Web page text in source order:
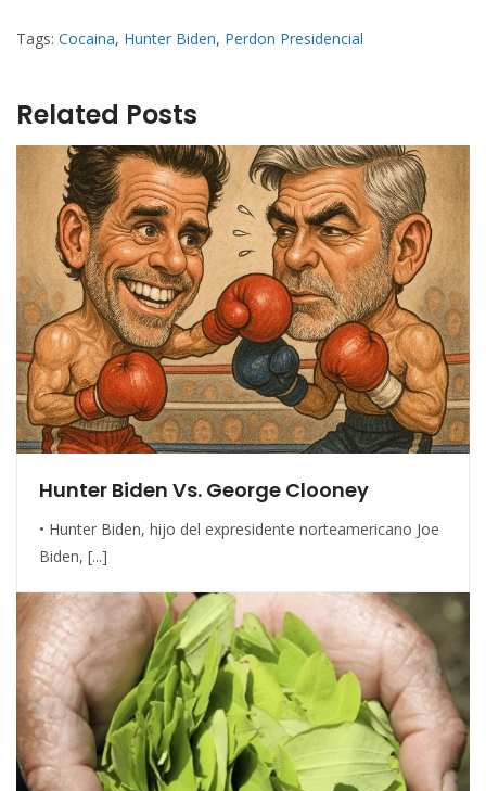
Tags: Cocaina, Hunter Biden, Perdon Presidencial
Related Posts
Hunter Biden Vs. George Clooney
• Hunter Biden, hijo del expresidente norteamericano Joe
Biden, [...]